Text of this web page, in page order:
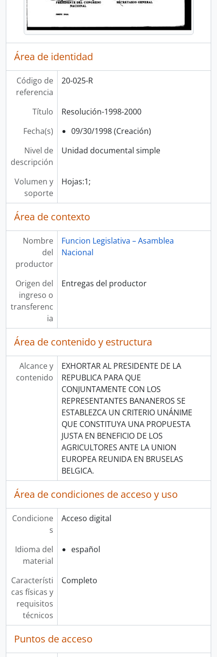
Área de identidad
Código de
referencia
20-025-R
Título
Resolución-1998-2000
Fecha(s)
09/30/1998 (Creación)
Nivel de
descripción
Unidad documental simple
Volumen y
soporte
Hojas:1;
Área de contexto
Nombre
del
productor
Funcion Legislativa – Asamblea
Nacional
Origen del
ingreso o
transferenc
ia
Entregas del productor
Área de contenido y estructura
Alcance y
contenido
EXHORTAR AL PRESIDENTE DE LA
REPUBLICA PARA QUE
CONJUNTAMENTE CON LOS
REPRESENTANTES BANANEROS SE
ESTABLEZCA UN CRITERIO UNÁNIME
QUE CONSTITUYA UNA PROPUESTA
JUSTA EN BENEFICIO DE LOS
AGRICULTORES ANTE LA UNION
EUROPEA REUNIDA EN BRUSELAS
BELGICA.
Área de condiciones de acceso y uso
Condicione
s
Acceso digital
Idioma del
material
español
Característi
cas físicas y
requisitos
técnicos
Completo
Puntos de acceso